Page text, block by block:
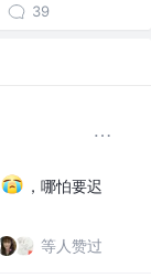
39
，哪怕要迟
等人赞过